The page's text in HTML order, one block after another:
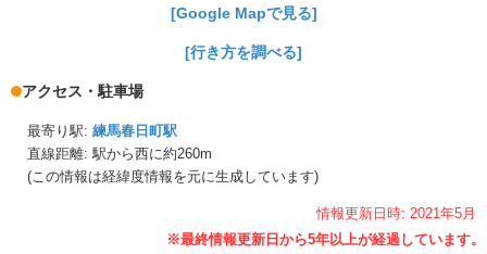
[Google Mapで見る]
[行き方を調べる]
アクセス・駐車場
最寄り駅: 練馬春日町駅
直線距離: 駅から西に約260m
(この情報は経緯度情報を元に生成しています)
情報更新日時: 2021年5月